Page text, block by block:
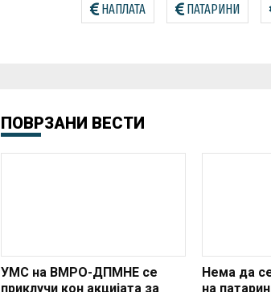
НАПЛАТА ПАТАРИНИ
ПОВРЗАНИ ВЕСТИ
УМС на ВМРО-ДПМНЕ се
приклучи кон акцијата за
Нема да
на